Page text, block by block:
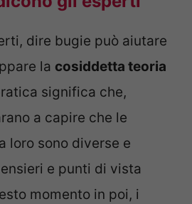
dire bugie può aiutare
la cosiddetta teoria
significa che,
a capire che le
loro sono diverse e
e punti di vista
momento in poi, i